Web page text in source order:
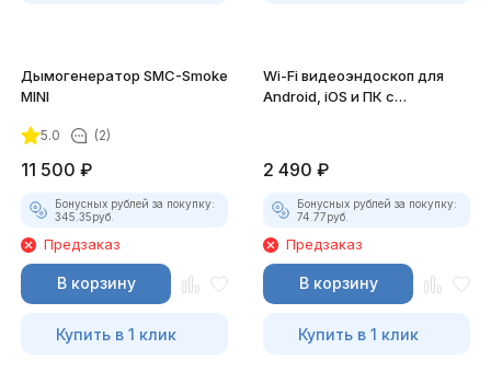
Дымогенератор SMC-Smoke
MINI
5.0 (2)
11 500 ₽
Бонусных рублей за покупку:
345.35руб.
Предзаказ
В корзину
Купить в 1 клик
Wi-Fi видеоэндоскоп для
Android, iOS и ПК с
2 490 ₽
Бонусных рублей за покупку:
74.77руб.
Предзаказ
В корзину
Купить в 1 клик